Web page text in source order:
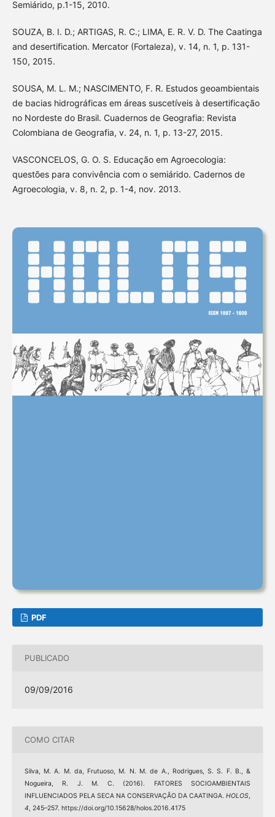
Semiárido, p.1-15, 2010.
SOUZA, B. I. D.; ARTIGAS, R. C.; LIMA, E. R. V. D. The Caatinga
and desertification. Mercator (Fortaleza), v. 14, n. 1, p. 131-
150, 2015.
SOUSA, M. L. M.; NASCIMENTO, F. R. Estudos geoambientais
de bacias hidrográficas em áreas suscetíveis à desertificação
no Nordeste do Brasil. Cuadernos de Geografia: Revista
Colombiana de Geografia, v. 24, n. 1, p. 13-27, 2015.
VASCONCELOS, G. O. S. Educação em Agroecologia:
questões para convivência com o semiárido. Cadernos de
Agroecologia, v. 8, n. 2, p. 1-4, nov. 2013.
PDF
PUBLICADO
09/09/2016
COMO CITAR
Silva, M. A. M. da, Frutuoso, M. N. M. de A., Rodrigues, S. S. F. B., &
Nogueira, R. J. M. C. (2016). FATORES SOCIOAMBIENTAIS
INFLUENCIADOS PELA SECA NA CONSERVAÇÃO DA CAATINGA.HOLOS,
4, 245–257. https://doi.org/10.15628/holos.2016.4175